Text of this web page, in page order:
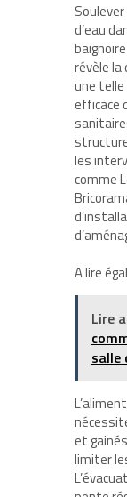
d’eau
révèle
une
efficace
les
comme
A lire
Lire
salle
et
limiter